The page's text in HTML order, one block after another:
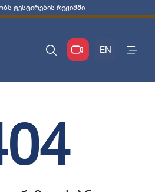
ტესტირების რეჟიმში
EN